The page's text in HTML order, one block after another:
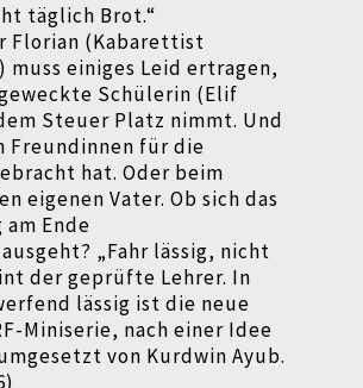
täglich Brot.“
Florian (Kabarettist
muss einiges Leid ertragen,
Schülerin (Elif
Steuer Platz nimmt. Und
Freundinnen für die
hat. Oder beim
eigenen Vater. Ob sich das
Ende
ausgeht? „Fahr lässig, nicht
der geprüfte Lehrer. In
lässig ist die neue
Miniserie, nach einer Idee
von Kurdwin Ayub.